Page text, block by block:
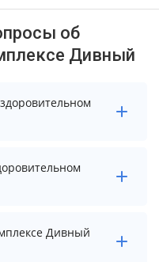
об
Дивный
1999 рублей. Чтобы
необходимо
Дивный